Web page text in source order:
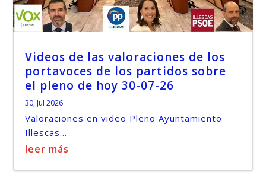
Videos de las valoraciones de los
portavoces de los partidos sobre
el pleno de hoy 30-07-26
30, Jul 2026
Valoraciones en video Pleno Ayuntamiento
Illescas...
leer más